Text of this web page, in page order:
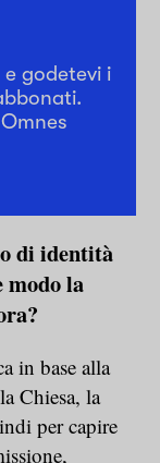
godetevi i
di identità
modo la
in base alla
Chiesa, la
per capire